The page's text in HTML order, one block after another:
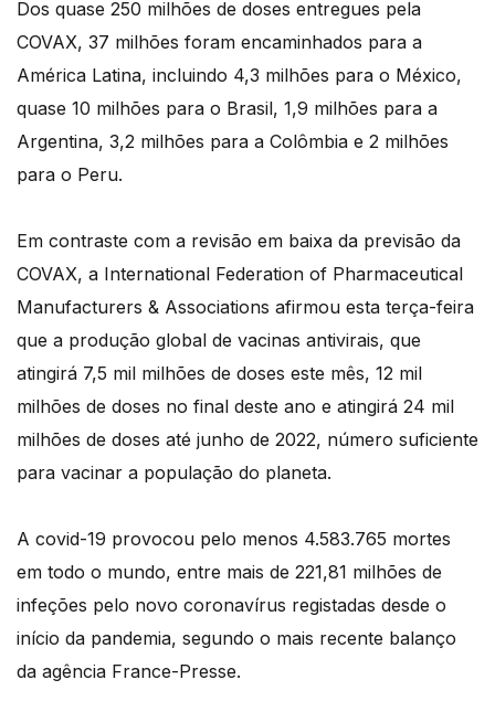
Dos quase 250 milhões de doses entregues pela
COVAX, 37 milhões foram encaminhados para a
América Latina, incluindo 4,3 milhões para o México,
quase 10 milhões para o Brasil, 1,9 milhões para a
Argentina, 3,2 milhões para a Colômbia e 2 milhões
para o Peru.
Em contraste com a revisão em baixa da previsão da
COVAX, a International Federation of Pharmaceutical
Manufacturers & Associations afirmou esta terça-feira
que a produção global de vacinas antivirais, que
atingirá 7,5 mil milhões de doses este mês, 12 mil
milhões de doses no final deste ano e atingirá 24 mil
milhões de doses até junho de 2022, número suficiente
para vacinar a população do planeta.
A covid-19 provocou pelo menos 4.583.765 mortes
em todo o mundo, entre mais de 221,81 milhões de
infeções pelo novo coronavírus registadas desde o
início da pandemia, segundo o mais recente balanço
da agência France-Presse.